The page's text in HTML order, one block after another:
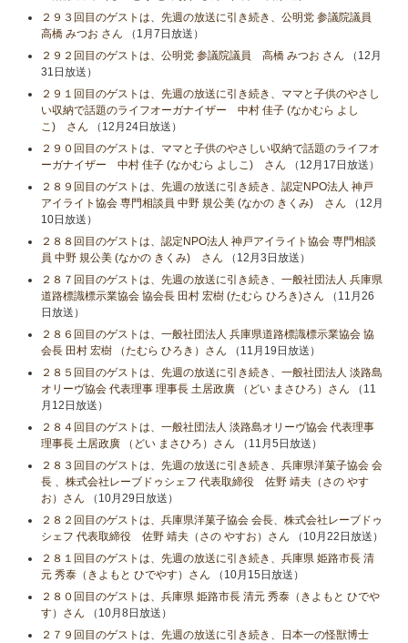
２９３回目のゲストは、先週の放送に引き続き、公明党 参議院議員
高橋 みつお さん （1月7日放送）
２９２回目のゲストは、公明党 参議院議員 高橋 みつお さん （12月
31日放送）
２９１回目のゲストは、先週の放送に引き続き、ママと子供のやさし
い収納で話題のライフオーガナイザー 中村 佳子 (なかむら よし
こ) さん （12月24日放送）
２９０回目のゲストは、ママと子供のやさしい収納で話題のライフオ
ーガナイザー 中村 佳子 (なかむら よしこ) さん （12月17日放送）
２８９回目のゲストは、先週の放送に引き続き、認定NPO法人 神戸
アイライト協会 専門相談員 中野 規公美 (なかの きくみ) さん （12月
10日放送）
２８８回目のゲストは、認定NPO法人 神戸アイライト協会 専門相談
員 中野 規公美 (なかの きくみ) さん （12月3日放送）
２８７回目のゲストは、先週の放送に引き続き、一般社団法人 兵庫県
道路標識標示業協会 協会長 田村 宏樹 (たむら ひろき)さん （11月26
日放送）
２８６回目のゲストは、一般社団法人 兵庫県道路標識標示業協会 協
会長 田村 宏樹 （たむら ひろき）さん （11月19日放送）
２８５回目のゲストは、先週の放送に引き続き、一般社団法人 淡路島
オリーヴ協会 代表理事 理事長 土居政廣 （どい まさひろ）さん （11
月12日放送）
２８４回目のゲストは、一般社団法人 淡路島オリーヴ協会 代表理事
理事長 土居政廣 （どい まさひろ）さん （11月5日放送）
２８３回目のゲストは、先週の放送に引き続き、兵庫県洋菓子協会 会
長 、株式会社レーブドゥシェフ 代表取締役 佐野 靖夫（さの やす
お）さん （10月29日放送）
２８２回目のゲストは、兵庫県洋菓子協会 会長、株式会社レーブドゥ
シェフ 代表取締役 佐野 靖夫（さの やすお）さん （10月22日放送）
２８１回目のゲストは、先週の放送に引き続き、兵庫県 姫路市長 清
元 秀泰（きよもと ひでやす）さん （10月15日放送）
２８０回目のゲストは、兵庫県 姫路市長 清元 秀泰（きよもと ひでや
す）さん （10月8日放送）
２７９回目のゲストは、先週の放送に引き続き、日本一の怪獣博士